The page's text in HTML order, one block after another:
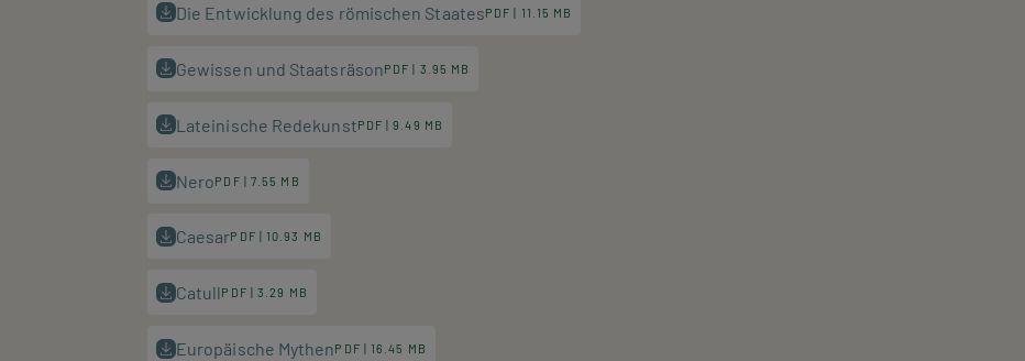
Die Entwicklung des römischen StaatesPDF | 11.15 MB
Gewissen und StaatsräsonPDF | 3.95 MB
Lateinische RedekunstPDF | 9.49 MB
NeroPDF | 7.55 MB
CaesarPDF | 10.93 MB
CatullPDF | 3.29 MB
Europäische MythenPDF | 16.45 MB